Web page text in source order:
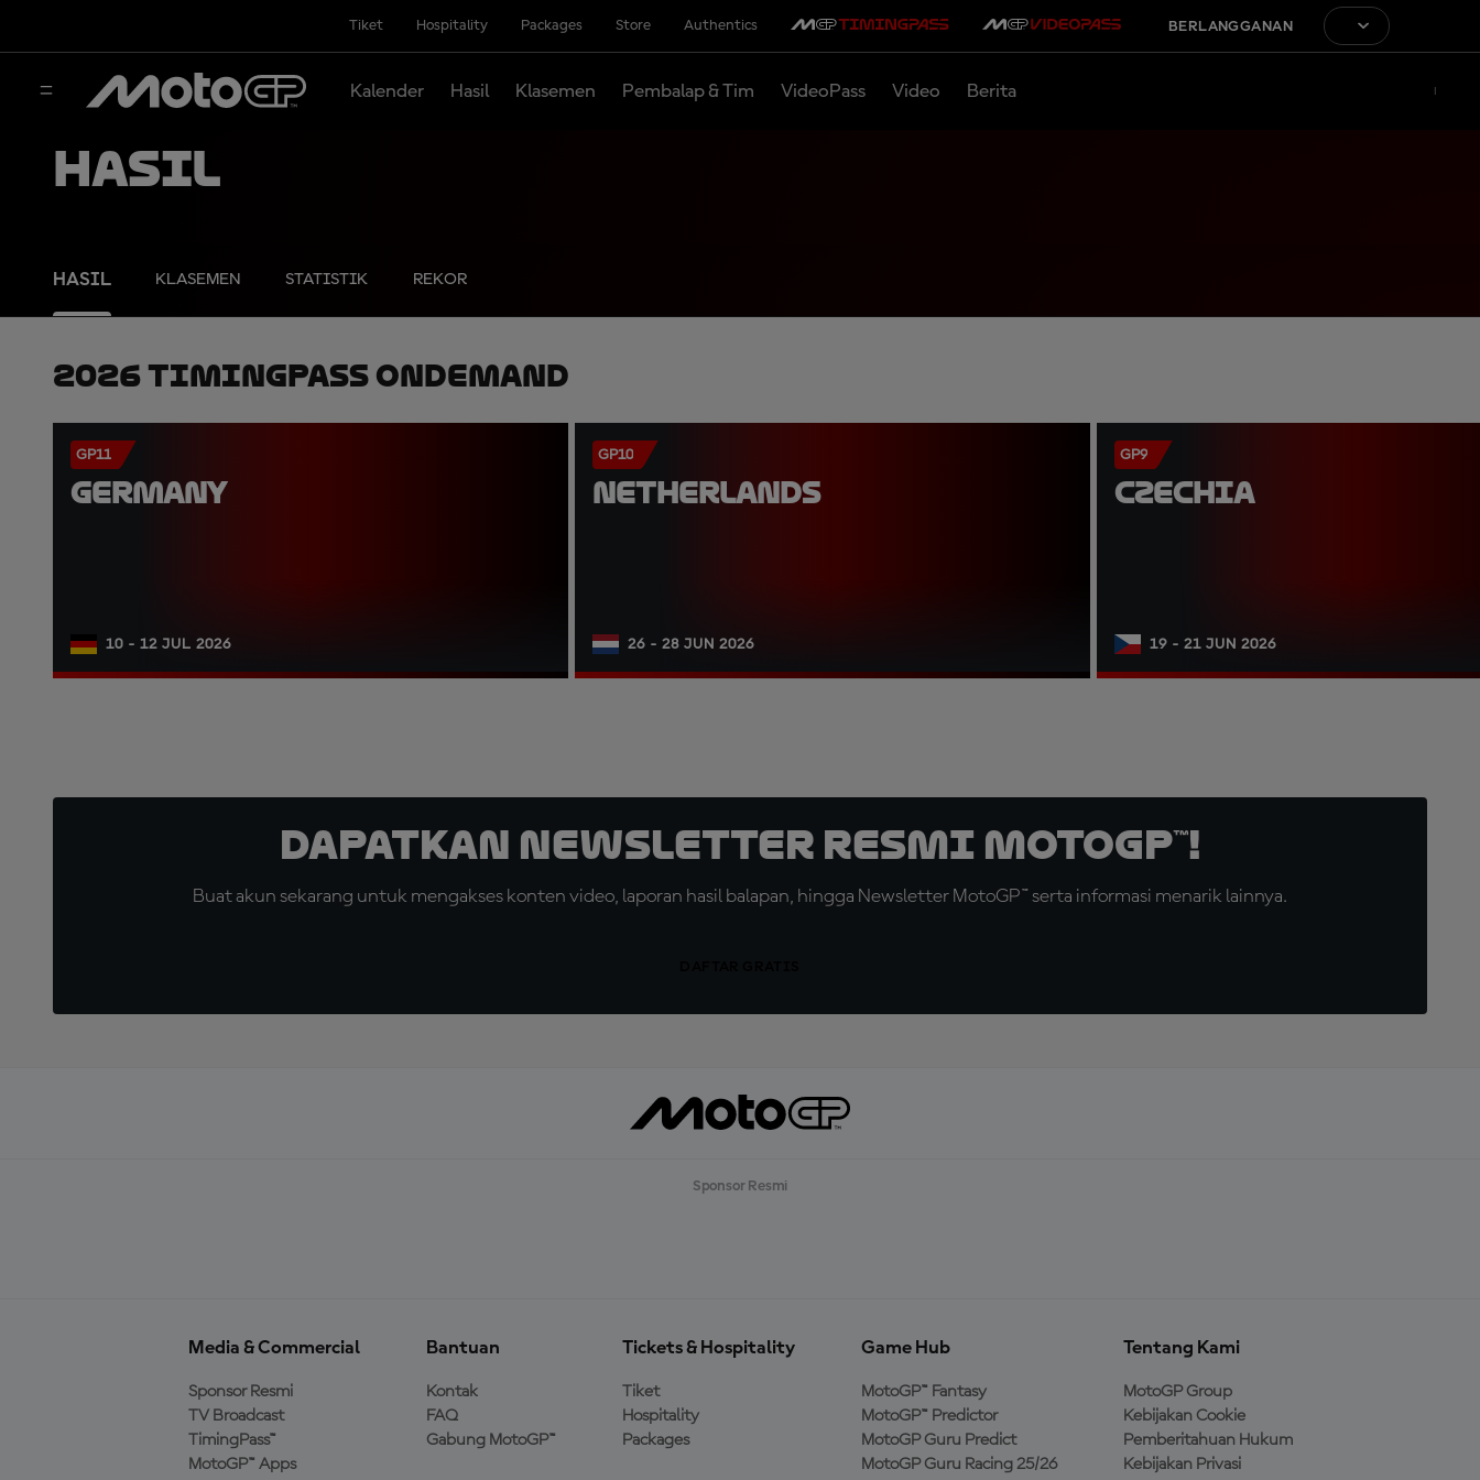
Tiket Hospitality Packages Store Authentics BERLANGGANAN
Kalender Hasil Klasemen Pembalap & Tim VideoPass Video Berita
Hasil
HASIL KLASEMEN STATISTIK REKOR
2026 TimingPass OnDemand
GP11
GERMANY
10 - 12 JUL 2026
GP10
NETHERLANDS
26 - 28 JUN 2026
GP9
CZECHIA
19 - 21 JUN 2026
Dapatkan Newsletter Resmi MotoGP™!
Buat akun sekarang untuk mengakses konten video, laporan hasil balapan, hingga Newsletter MotoGP™ serta informasi menarik lainnya.
Sponsor Resmi
Media & Commercial
Sponsor Resmi
TV Broadcast
TimingPass™
MotoGP™ Apps
Bantuan
Kontak
FAQ
Gabung MotoGP™
Tickets & Hospitality
Tiket
Hospitality
Packages
Game Hub
MotoGP™ Fantasy
MotoGP™ Predictor
MotoGP Guru Predict
MotoGP Guru Racing 25/26
Tentang Kami
MotoGP Group
Kebijakan Cookie
Pemberitahuan Hukum
Kebijakan Privasi